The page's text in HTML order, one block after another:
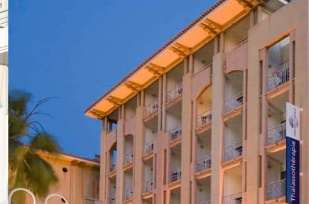
Séminaire Strasbourg
Séminaire Toulouse